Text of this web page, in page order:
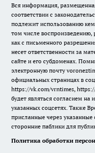
Вся информация,
соответствии с
подлежит использованию
том числе воспроизведению,
как с письменного
несет ответственности за
сайте и его субдоменах.
электронную почту
официальных страницах в
https://vk.com/vrntimes,
будет являться согласием на
указанных соцсетях. Также
присланные через
сторонние паблики для
Политика обработки